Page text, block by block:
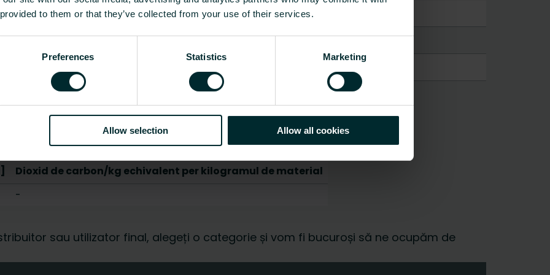
to them or that they’ve collected from your use of their services.
Preferences Statistics Marketing
Allow selection Allow all cookies
Da
Nu
Arată tot
Dioxid de carbon/kg echivalent per kilogramul de material
-
sau utilizator final, alegeți o categorie și vom fi bucuroși să ne ocupăm de